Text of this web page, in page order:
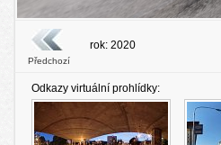
Předchozí
rok: 2020
Odkazy virtuální prohlídky: